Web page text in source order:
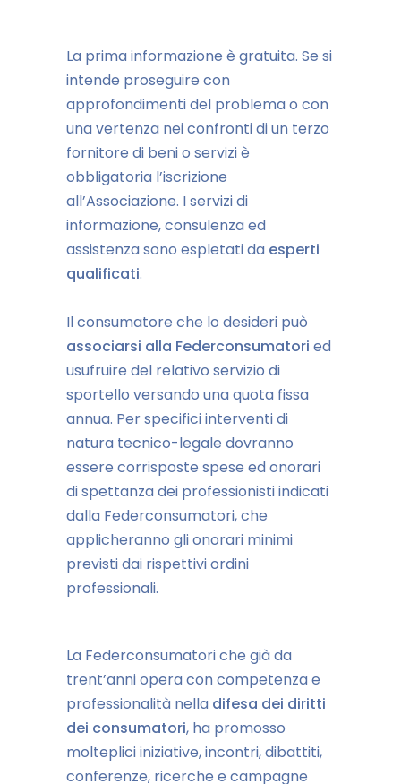
La prima informazione è gratuita. Se si
intende proseguire con
approfondimenti del problema o con
una vertenza nei confronti di un terzo
fornitore di beni o servizi è
obbligatoria l’iscrizione
all’Associazione. I servizi di
informazione, consulenza ed
assistenza sono espletati da esperti
qualificati.
Il consumatore che lo desideri può
associarsi alla Federconsumatori ed
usufruire del relativo servizio di
sportello versando una quota fissa
annua. Per specifici interventi di
natura tecnico-legale dovranno
essere corrisposte spese ed onorari
di spettanza dei professionisti indicati
dalla Federconsumatori, che
applicheranno gli onorari minimi
previsti dai rispettivi ordini
professionali.
La Federconsumatori che già da
trent’anni opera con competenza e
professionalità nella difesa dei diritti
dei consumatori, ha promosso
molteplici iniziative, incontri, dibattiti,
conferenze, ricerche e campagne